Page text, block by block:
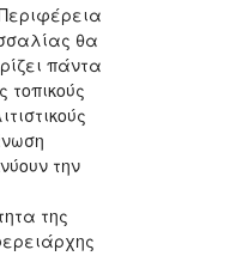
θα
πάντα
τοπικούς
την
της